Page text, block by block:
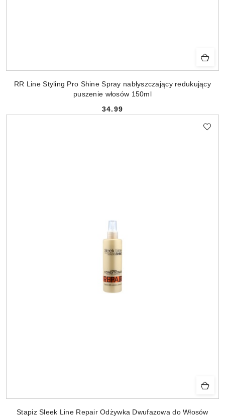
RR Line Styling Pro Shine Spray nabłyszczający redukujący
puszenie włosów 150ml
Cena:
34.99
Stapiz Sleek Line Repair Odżywka Dwufazowa do Włosów